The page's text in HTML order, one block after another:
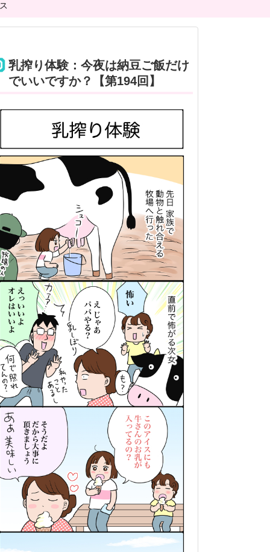
乳搾り体験：今夜は納豆ご飯だけ
でいいですか？【第194回】